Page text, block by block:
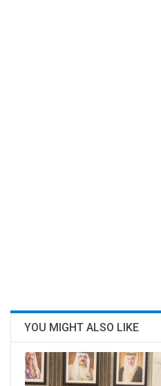
YOU MIGHT ALSO LIKE